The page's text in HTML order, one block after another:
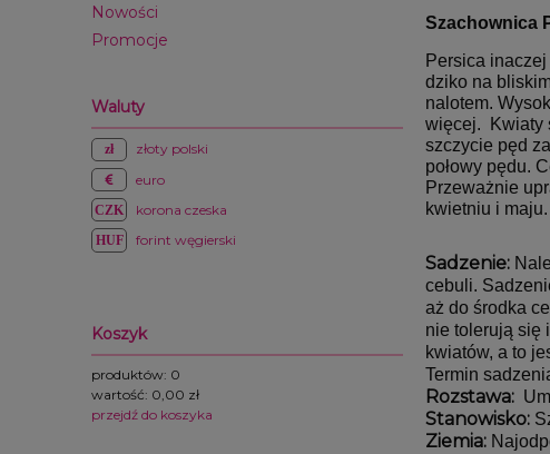
Nowości
Promocje
Waluty
złoty polski
euro
korona czeska
forint węgierski
Koszyk
produktów: 0
wartość: 0,00 zł
przejdź do koszyka
Szachownica
Persica
dziko na
nalotem.
więcej. Kwiaty
szczycie pęd
połowy pędu.
Przeważnie
kwietniu i maju.
Sadzenie:
cebuli.
aż do środka
nie tolerują się
kwiatów, a to
Termin
Rozstawa:
Stanowisko:
Ziemia: